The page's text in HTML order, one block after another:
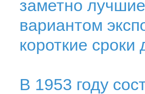
заметно
вариантом
короткие
В 1953 году